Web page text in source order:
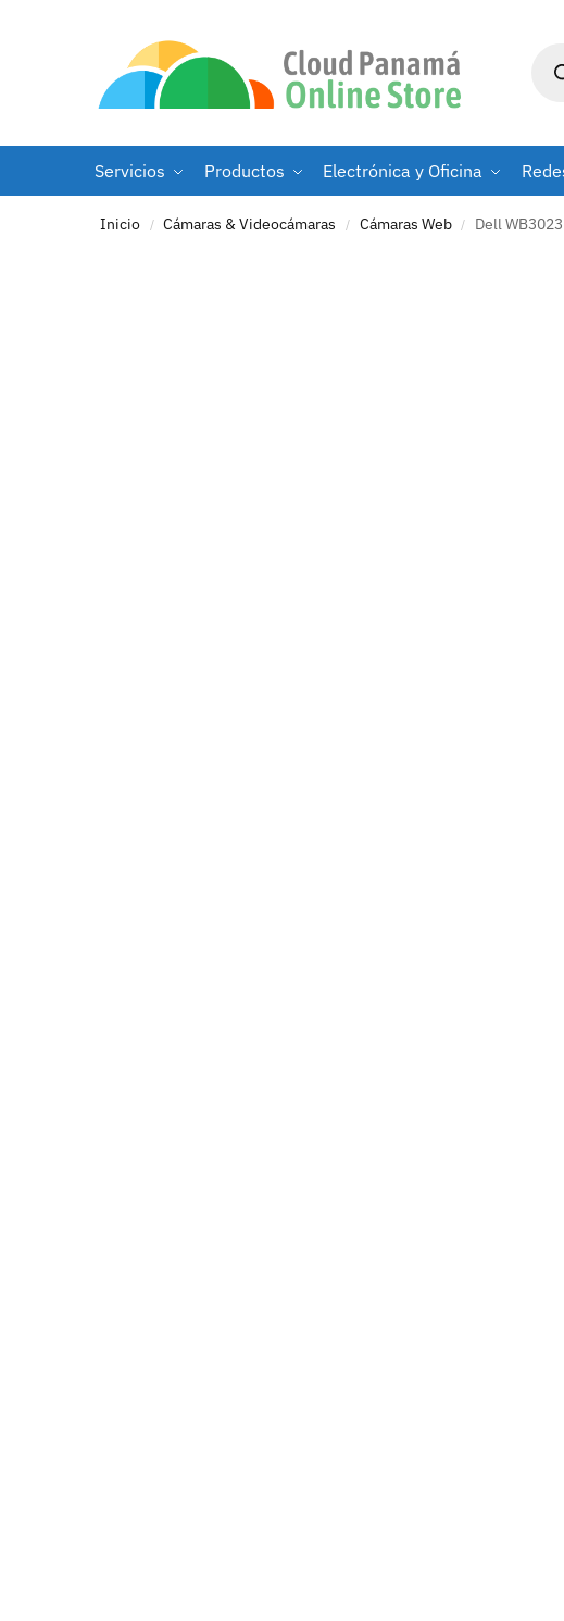
Servicios Productos Electrónica y Oficina
Inicio / Cámaras & Videocámaras / Cámaras Web / Dell